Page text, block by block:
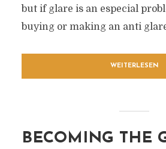
but if glare is an especial
buying or making an anti
WEITERLESEN
BECOMING THE